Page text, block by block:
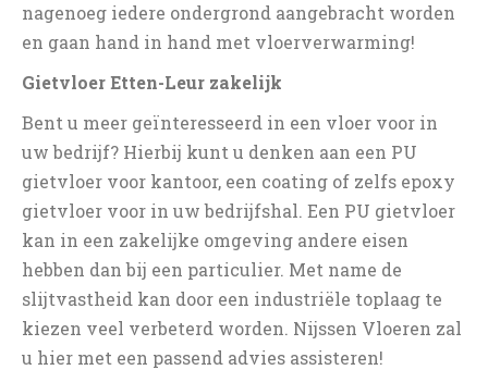
nagenoeg iedere ondergrond aangebracht worden
en gaan hand in hand met vloerverwarming!
Gietvloer Etten-Leur zakelijk
Bent u meer geïnteresseerd in een vloer voor in
uw bedrijf? Hierbij kunt u denken aan een PU
gietvloer voor kantoor, een coating of zelfs epoxy
gietvloer voor in uw bedrijfshal. Een PU gietvloer
kan in een zakelijke omgeving andere eisen
hebben dan bij een particulier. Met name de
slijtvastheid kan door een industriële toplaag te
kiezen veel verbeterd worden. Nijssen Vloeren zal
u hier met een passend advies assisteren!